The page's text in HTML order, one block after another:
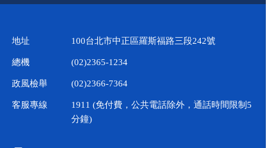
地址 100台北市中正區羅斯福路三段242號
總機 (02)2365-1234
政風檢舉 (02)2366-7364
客服專線
1911 (免付費，公共電話除外，通話時間限制5
分鐘)